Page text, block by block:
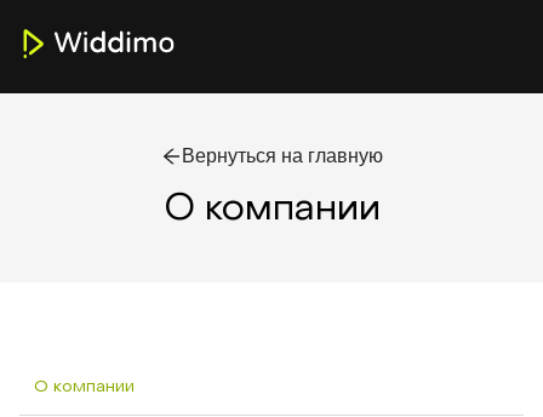
Вернуться на главную
О компании
О компании